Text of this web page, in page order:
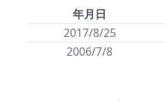
年月日
2017/8/25
2006/7/8